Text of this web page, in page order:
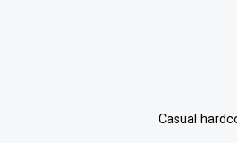
Casual